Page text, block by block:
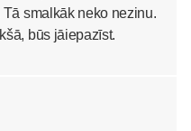
smalkāk neko nezinu.
būs jāiepazīst.